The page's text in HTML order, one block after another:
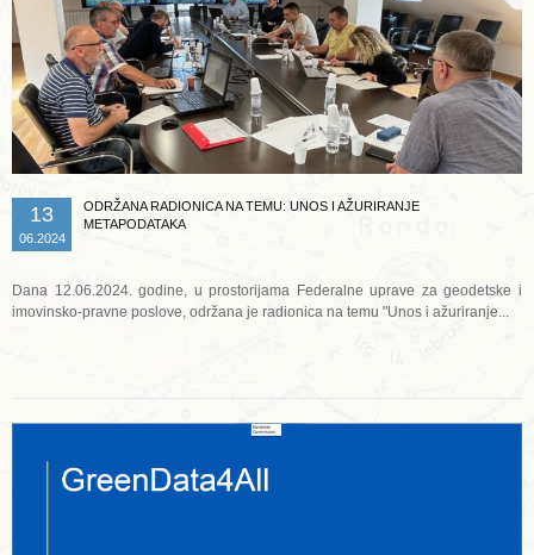
13
06.2024
ODRŽANA RADIONICA NA TEMU: UNOS I AŽURIRANJE
METAPODATAKA
Dana 12.06.2024. godine, u prostorijama Federalne uprave za geodetske i
imovinsko-pravne poslove, održana je radionica na temu "Unos i ažuriranje...